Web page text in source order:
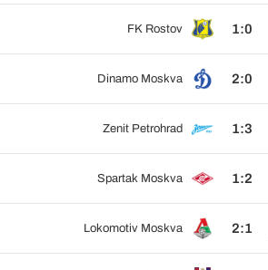
FK Rostov 1:0
Dinamo Moskva 2:0
Zenit Petrohrad 1:3
Spartak Moskva 1:2
Lokomotiv Moskva 2:1